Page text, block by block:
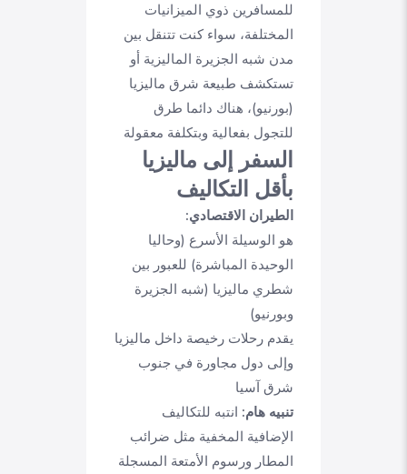
للمسافرين ذوي الميزانيات
المختلفة، سواء كنت تتنقل بين
مدن شبه الجزيرة الماليزية أو
تستكشف طبيعة شرق ماليزيا
(بورنيو)، هناك دائما طرق
للتجول بفعالية وبتكلفة معقولة
السفر إلى ماليزيا
بأقل التكاليف
الطيران الاقتصادي:
هو الوسيلة الأسرع (وحاليا
الوحيدة المباشرة) للعبور بين
شطري ماليزيا (شبه الجزيرة
وبورنيو)
يقدم رحلات رخيصة داخل ماليزيا
وإلى دول مجاورة في جنوب
شرق آسيا
تنبيه هام: انتبه للتكاليف
الإضافية المخفية مثل ضرائب
المطار ورسوم الأمتعة المسجلة